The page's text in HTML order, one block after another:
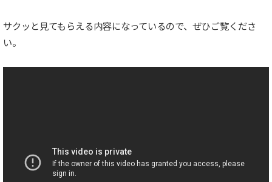
サクッと見てもらえる内容になっているので、ぜひご覧くださ
い。